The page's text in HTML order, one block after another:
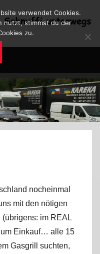
nocheinmal
mit den nötigen
(übrigens: im REAL
Einkauf… alle 15
Gasgrill suchten,
verwendet Cookies.
nutzt, stimmst du der
zu.